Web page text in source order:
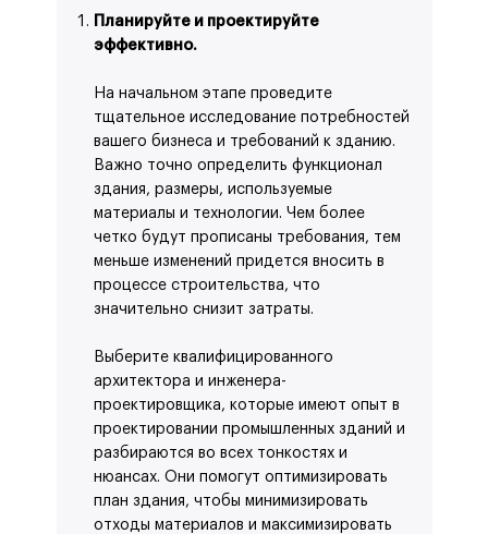
Планируйте и проектируйте
эффективно.
На начальном этапе проведите
тщательное исследование потребностей
вашего бизнеса и требований к зданию.
Важно точно определить функционал
здания, размеры, используемые
материалы и технологии. Чем более
четко будут прописаны требования, тем
меньше изменений придется вносить в
процессе строительства, что
значительно снизит затраты.
Выберите квалифицированного
архитектора и инженера-
проектировщика, которые имеют опыт в
проектировании промышленных зданий и
разбираются во всех тонкостях и
нюансах. Они помогут оптимизировать
план здания, чтобы минимизировать
отходы материалов и максимизировать